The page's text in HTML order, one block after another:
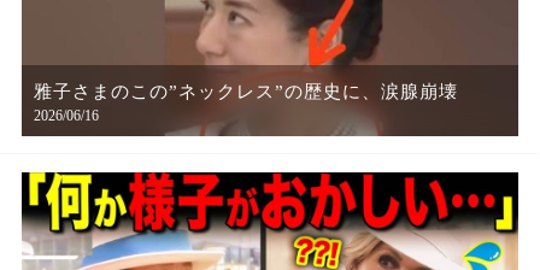
雅子さまのこの”ネックレス”の歴史に、涙腺崩壊
2026/06/16